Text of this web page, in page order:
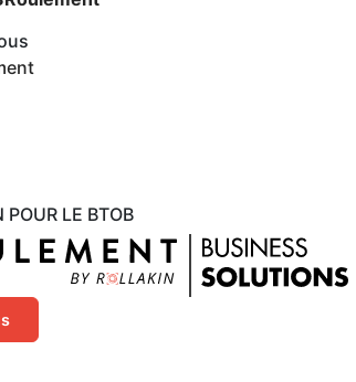
POUR LE BTOB